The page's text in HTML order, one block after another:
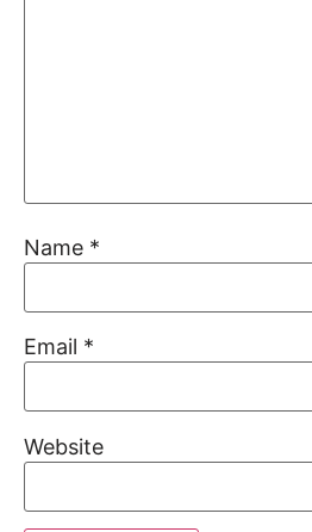
Name *
Email *
Website